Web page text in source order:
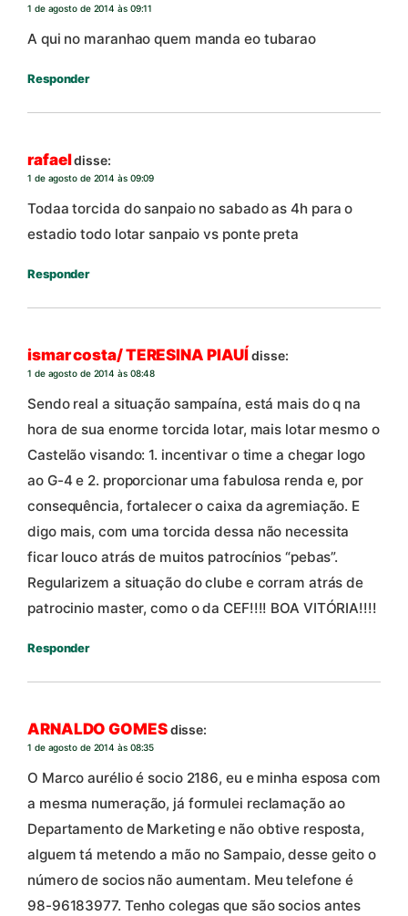
1 de agosto de 2014 às 09:11
A qui no maranhao quem manda eo tubarao
Responder
rafaeldisse:
1 de agosto de 2014 às 09:09
Todaa torcida do sanpaio no sabado as 4h para o
estadio todo lotar sanpaio vs ponte preta
Responder
ismar costa/ TERESINA PIAUÍdisse:
1 de agosto de 2014 às 08:48
Sendo real a situação sampaína, está mais do q na
hora de sua enorme torcida lotar, mais lotar mesmo o
Castelão visando: 1. incentivar o time a chegar logo
ao G-4 e 2. proporcionar uma fabulosa renda e, por
consequência, fortalecer o caixa da agremiação. E
digo mais, com uma torcida dessa não necessita
ficar louco atrás de muitos patrocínios “pebas”.
Regularizem a situação do clube e corram atrás de
patrocinio master, como o da CEF!!!! BOA VITÓRIA!!!!
Responder
ARNALDO GOMESdisse:
1 de agosto de 2014 às 08:35
O Marco aurélio é socio 2186, eu e minha esposa com
a mesma numeração, já formulei reclamação ao
Departamento de Marketing e não obtive resposta,
alguem tá metendo a mão no Sampaio, desse geito o
número de socios não aumentam. Meu telefone é
98-96183977. Tenho colegas que são socios antes